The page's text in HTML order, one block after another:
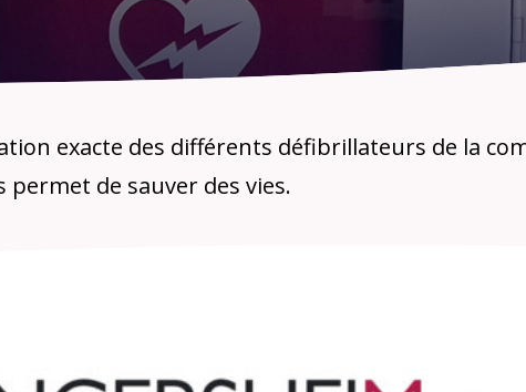
exacte des différents défibrillateurs de la
de sauver des vies.